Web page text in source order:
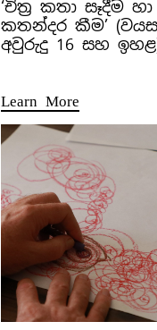
‘චිත්‍ර කතා සෑදීම හා
කතන්දර කීම’ (වයස
අවුරුදු 16 සහ
Learn More